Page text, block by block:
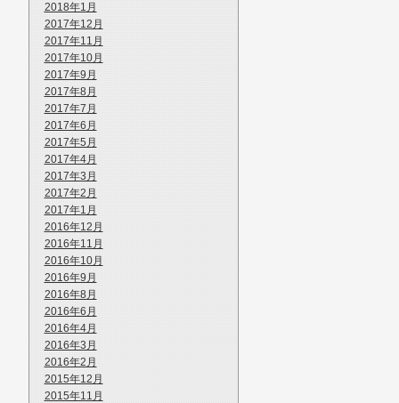
2018年1月
2017年12月
2017年11月
2017年10月
2017年9月
2017年8月
2017年7月
2017年6月
2017年5月
2017年4月
2017年3月
2017年2月
2017年1月
2016年12月
2016年11月
2016年10月
2016年9月
2016年8月
2016年6月
2016年4月
2016年3月
2016年2月
2015年12月
2015年11月